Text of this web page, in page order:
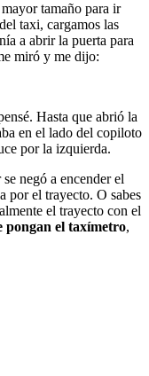
tamaño para ir
taxi, cargamos las
a abrir la puerta para
miró y me dijo:
Hasta que abrió la
en el lado del copiloto
por la izquierda.
negó a encender el
por el trayecto. O sabes
el trayecto con el
pongan el taxímetro,